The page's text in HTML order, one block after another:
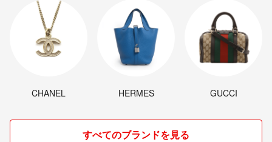
CHANEL HERMES GUCCI
すべてのブランドを見る